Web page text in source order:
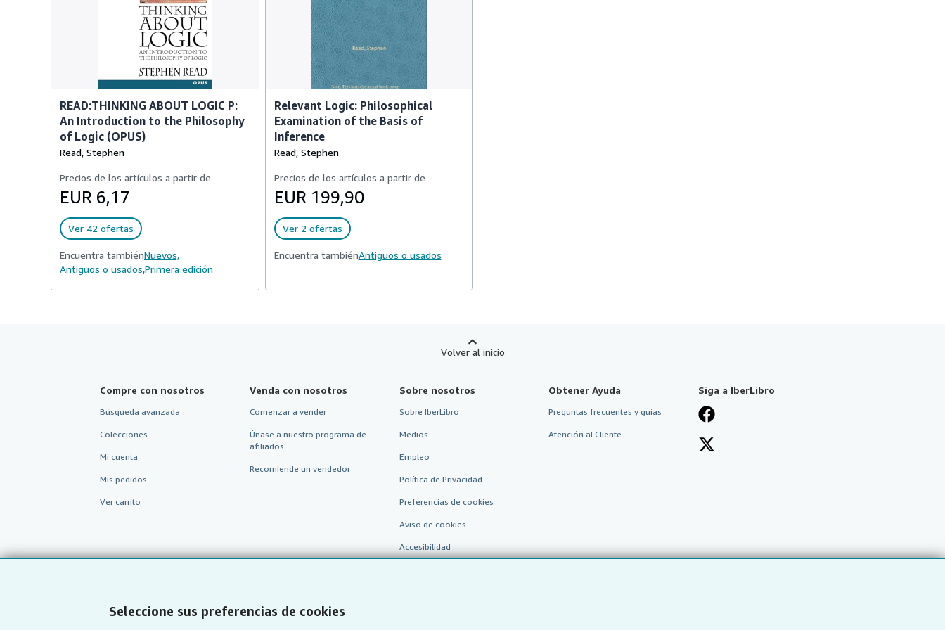
Seleccione sus preferencias de cookies
READ:THINKING ABOUT LOGIC P:
An Introduction to the Philosophy
of Logic (OPUS)
Read, Stephen
Precios de los artículos a partir de
EUR 6,17
Ver 42 ofertas
Encuentra tambiénNuevos,
Antiguos o usados,Primera edición
Relevant Logic: Philosophical
Examination of the Basis of
Inference
Read, Stephen
Precios de los artículos a partir de
EUR 199,90
Ver 2 ofertas
Encuentra tambiénAntiguos o usados
Volver al inicio
Compre con nosotros
Búsqueda avanzada
Colecciones
Mi cuenta
Mis pedidos
Ver carrito
Venda con nosotros
Comenzar a vender
Únase a nuestro programa de
afiliados
Recomiende un vendedor
Sobre nosotros
Sobre IberLibro
Medios
Empleo
Política de Privacidad
Preferencias de cookies
Aviso de cookies
Accesibilidad
Obtener Ayuda
Preguntas frecuentes y guías
Atención al Cliente
Siga a IberLibro